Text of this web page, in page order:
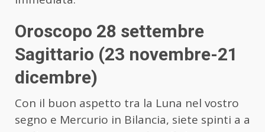
Oroscopo 28 settembre
Sagittario (23 novembre-21
dicembre)
Con il buon aspetto tra la Luna nel vostro
segno e Mercurio in Bilancia, siete spinti a a